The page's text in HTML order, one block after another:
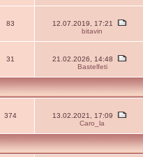
83
12.07.2019, 17:21
bitavin
31
21.02.2026, 14:48
Bastelfeti
374
13.02.2021, 17:09
Caro_la